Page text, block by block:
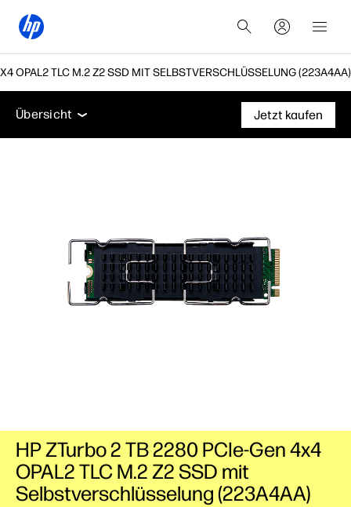
OPAL2 TLC M.2 Z2 SSD MIT SELBSTVERSCHLÜSSELUNG (223A4AA)
Übersicht Technische Daten Zubehör
Support
Übersicht
Jetzt kaufen
HP ZTurbo 2 TB 2280 PCIe-Gen 4x4
OPAL2 TLC M.2 Z2 SSD mit
Selbstverschlüsselung (223A4AA)